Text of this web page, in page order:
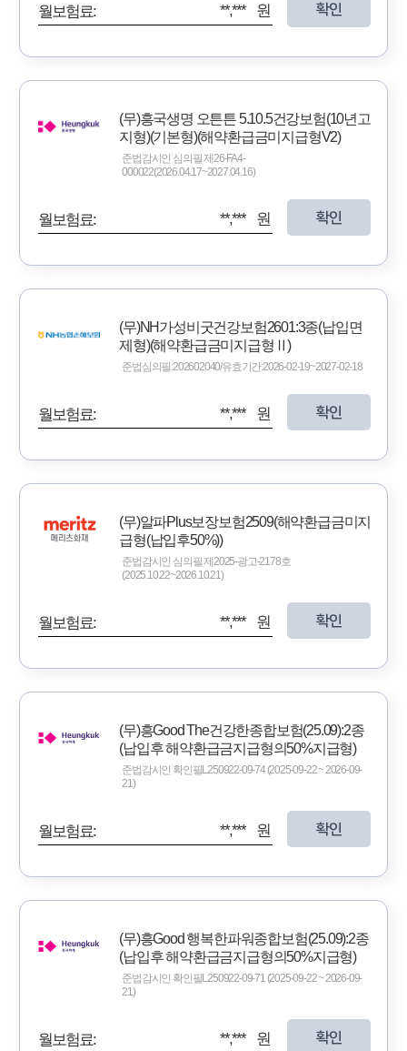
월보험료: **,*** 원 확인
(무)흥국생명 오튼튼 5.10.5건강보험(10년고
지형)(기본형)(해약환급금미지급형V2)
준법감시인 심의필 제26-FA4-
000022(2026.04.17~2027.04.16)
월보험료: **,*** 원 확인
(무)NH가성비굿건강보험2601:3종(납입면
제형)(해약환급금미지급형Ⅱ)
준법심의필:202602040/유효기간:2026-02-19~2027-02-18
월보험료: **,*** 원 확인
(무)알파Plus보장보험2509(해약환급금미지
급형(납입후50%))
준법감시인 심의필 제2025-광고-2178호
(2025.10.22~2026.10.21)
월보험료: **,*** 원 확인
(무)흥Good The건강한종합보험(25.09):2종
(납입후 해약환급금지급형의50%지급형)
준법감시인 확인필L250922-09-74 (2025-09-22 ~ 2026-09-
21)
월보험료: **,*** 원 확인
(무)흥Good 행복한파워종합보험(25.09):2종
(납입후 해약환급금지급형의50%지급형)
준법감시인 확인필L250922-09-71 (2025-09-22 ~ 2026-09-
21)
월보험료: **,*** 원 확인